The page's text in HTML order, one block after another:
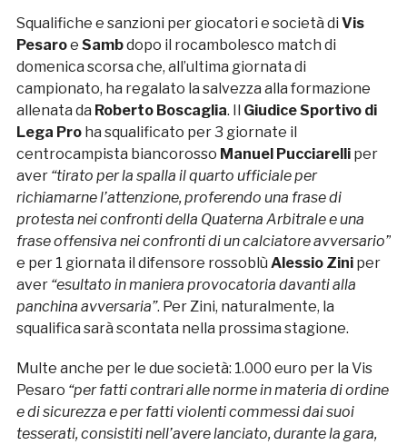
Squalifiche e sanzioni per giocatori e società di Vis
Pesaroe Sambdopo il rocambolesco match di
domenica scorsa che, all’ultima giornata di
campionato, ha regalato la salvezza alla formazione
allenata da Roberto Boscaglia. Il Giudice Sportivo di
Lega Proha squalificato per 3 giornate il
centrocampista biancorosso Manuel Pucciarelliper
aver “tirato per la spalla il quarto ufficiale per
richiamarne l’attenzione, proferendo una frase di
protesta nei confronti della Quaterna Arbitrale e una
frase offensiva nei confronti di un calciatore avversario”
e per 1 giornata il difensore rossoblù Alessio Ziniper
aver “esultato in maniera provocatoria davanti alla
panchina avversaria”. Per Zini, naturalmente, la
squalifica sarà scontata nella prossima stagione.
Multe anche per le due società: 1.000 euro per la Vis
Pesaro “per fatti contrari alle norme in materia di ordine
e di sicurezza e per fatti violenti commessi dai suoi
tesserati, consistiti nell’avere lanciato, durante la gara,